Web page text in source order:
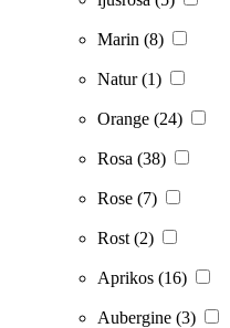
Marin (8)
Natur(1)
Orange (24)
Rosa (38)
Rose (7)
Rost (2)
Aprikos (16)
Aubergine (3)